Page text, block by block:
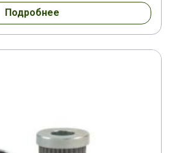
Подробнее